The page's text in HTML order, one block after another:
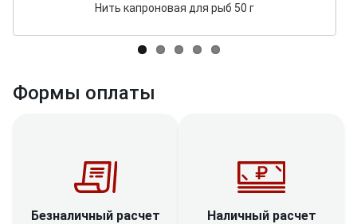
Нить капроновая для рыб 50 г
Формы оплаты
Безналичный расчет Наличный расчет